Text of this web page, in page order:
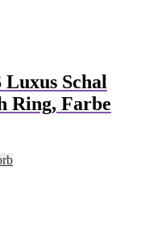
Schal
Ring, Farbe